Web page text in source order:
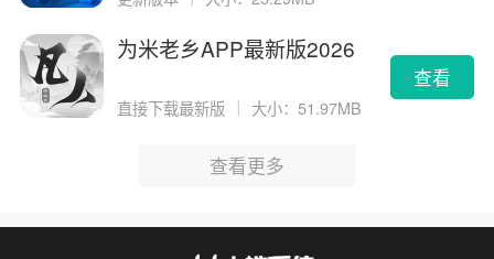
为米老乡APP最新版2026
直接下载最新版 大小：51.97MB
查看
查看更多